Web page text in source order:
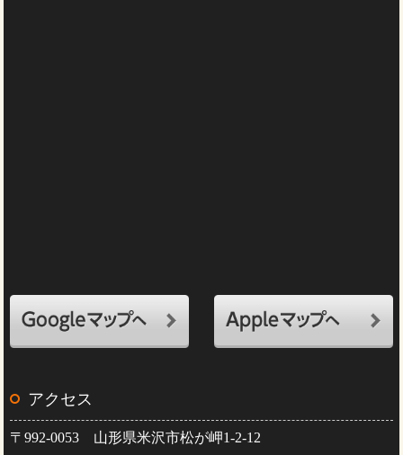
アクセス
〒992-0053 山形県米沢市松が岬1-2-12